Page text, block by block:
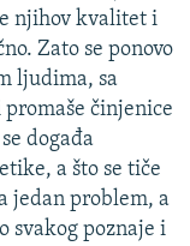
njihov kvalitet i
Zato se ponovo
ljudima, sa
promaše činjenice
događa
a što se tiče
jedan problem, a
svakog poznaje i